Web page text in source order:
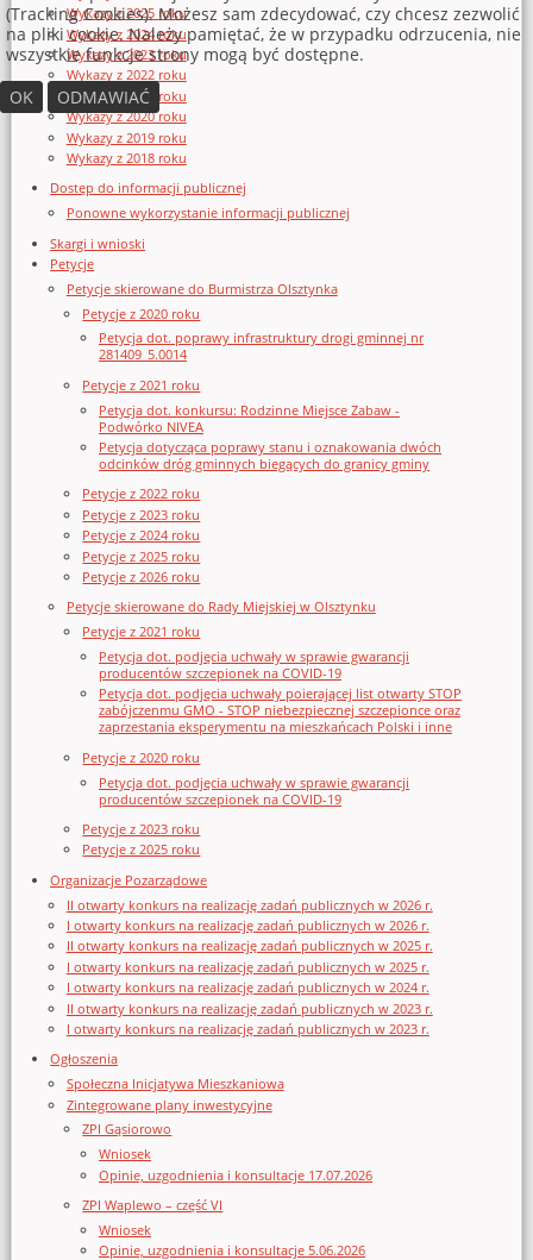
Wykazy z 2025 roku
Wykazy z 2024 roku
Wykazy z 2023 roku
Wykazy z 2022 roku
Wykazy z 2021 roku
Wykazy z 2020 roku
Wykazy z 2019 roku
Wykazy z 2018 roku
Dostęp do informacji publicznej
Ponowne wykorzystanie informacji publicznej
Skargi i wnioski
Petycje
Petycje skierowane do Burmistrza Olsztynka
Petycje z 2020 roku
Petycja dot. poprawy infrastruktury drogi gminnej nr
281409_5.0014
Petycje z 2021 roku
Petycja dot. konkursu: Rodzinne Miejsce Zabaw -
Podwórko NIVEA
Petycja dotycząca poprawy stanu i oznakowania dwóch
odcinków dróg gminnych biegących do granicy gminy
Petycje z 2022 roku
Petycje z 2023 roku
Petycje z 2024 roku
Petycje z 2025 roku
Petycje z 2026 roku
Petycje skierowane do Rady Miejskiej w Olsztynku
Petycje z 2021 roku
Petycja dot. podjęcia uchwały w sprawie gwarancji
producentów szczepionek na COVID-19
Petycja dot. podjęcia uchwały poierającej list otwarty STOP
zabójczenmu GMO - STOP niebezpiecznej szczepionce oraz
zaprzestania eksperymentu na mieszkańcach Polski i inne
Petycje z 2020 roku
Petycja dot. podjęcia uchwały w sprawie gwarancji
producentów szczepionek na COVID-19
Petycje z 2023 roku
Petycje z 2025 roku
Organizacje Pozarządowe
II otwarty konkurs na realizację zadań publicznych w 2026 r.
I otwarty konkurs na realizację zadań publicznych w 2026 r.
II otwarty konkurs na realizację zadań publicznych w 2025 r.
I otwarty konkurs na realizację zadań publicznych w 2025 r.
I otwarty konkurs na realizację zadań publicznych w 2024 r.
II otwarty konkurs na realizację zadań publicznych w 2023 r.
I otwarty konkurs na realizację zadań publicznych w 2023 r.
Ogłoszenia
Społeczna Inicjatywa Mieszkaniowa
Zintegrowane plany inwestycyjne
ZPI Gąsiorowo
Wniosek
Opinie, uzgodnienia i konsultacje 17.07.2026
ZPI Waplewo – część VI
Wniosek
Opinie, uzgodnienia i konsultacje 5.06.2026
(Tracking Cookies). Możesz sam zdecydować, czy chcesz zezwolić
na pliki cookie. Należy pamiętać, że w przypadku odrzucenia, nie
wszystkie funkcje strony mogą być dostępne.
OK
ODMAWIAĆ